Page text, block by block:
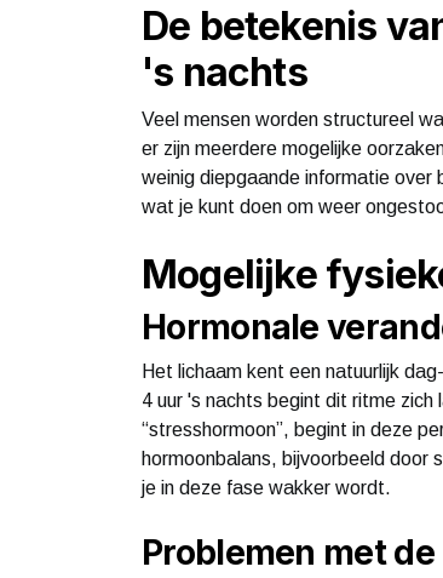
De betekenis
's nachts
Veel mensen worden structureel
er zijn meerdere mogelijke
weinig diepgaande informatie over
wat je kunt doen om weer
Mogelijke
Hormonale
Het lichaam kent een natuurlijk
4 uur 's nachts begint dit ritme
“stresshormoon”, begint in deze
hormoonbalans, bijvoorbeeld
je in deze fase wakker wordt.
Problemen met